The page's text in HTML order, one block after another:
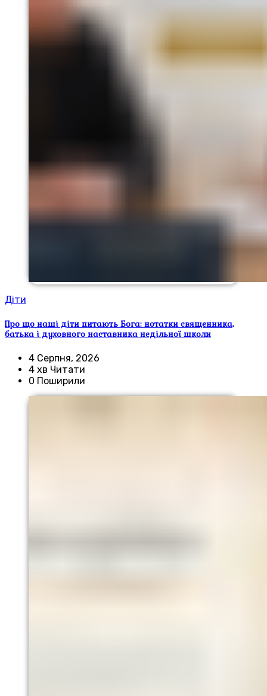
Діти
Про що наші діти питають Бога: нотатки священника,
батька і духовного наставника недільної школи
4 Серпня, 2026
4 хв Читати
0 Поширили